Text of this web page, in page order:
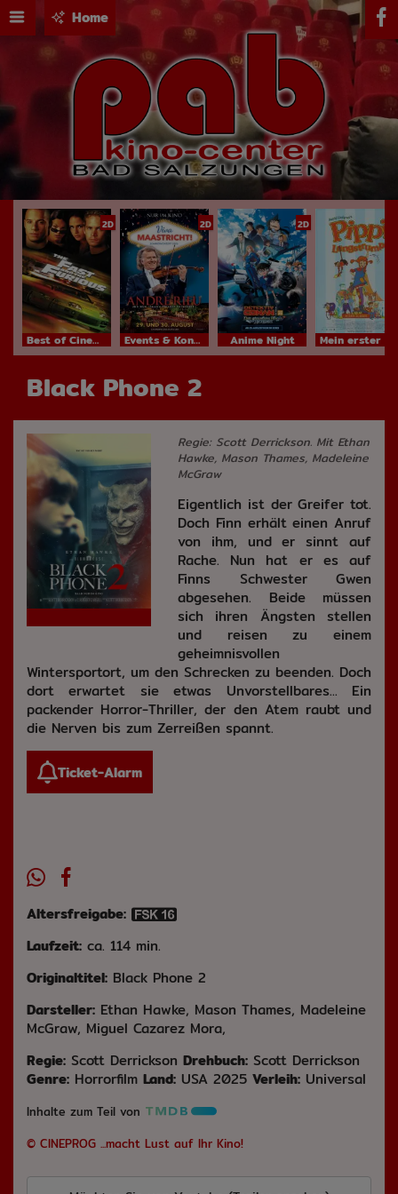
Home
2D
Best of Cinema
2D
Events & Konzerte
2D
Anime Night
Black Phone 2
Regie: Scott Derrickson. Mit Ethan
Hawke, Mason Thames, Madeleine
McGraw
Eigentlich ist der Greifer tot.
Doch Finn erhält einen Anruf
von ihm, und er sinnt auf
Rache. Nun hat er es auf
Finns Schwester Gwen
abgesehen. Beide müssen
sich ihren Ängsten stellen
und reisen zu einem
geheimnisvollen
Wintersportort, um den Schrecken zu beenden. Doch
dort erwartet sie etwas Unvorstellbares... Ein
packender Horror-Thriller, der den Atem raubt und
die Nerven bis zum Zerreißen spannt.
Ticket-Alarm
Altersfreigabe:
Laufzeit: ca. 114 min.
Originaltitel: Black Phone 2
Darsteller: Ethan Hawke, Mason Thames, Madeleine
McGraw, Miguel Cazarez Mora,
Regie: Scott Derrickson Drehbuch: Scott Derrickson
Genre: Horrorfilm Land: USA 2025 Verleih: Universal
Inhalte zum Teil von
© CINEPROG ...macht Lust auf Ihr Kino!